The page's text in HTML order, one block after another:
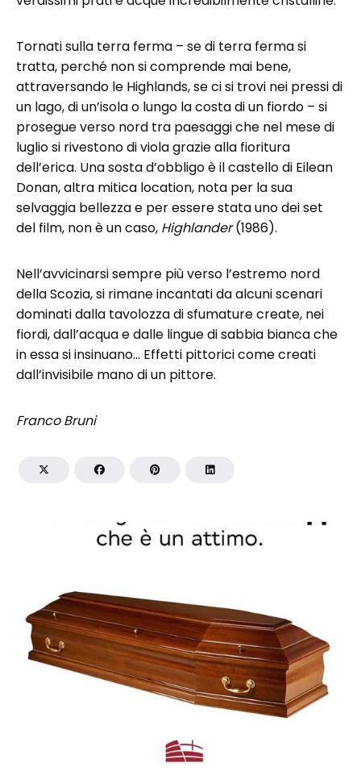
Tornati sulla terra ferma – se di terra ferma si
tratta, perché non si comprende mai bene,
attraversando le Highlands, se ci si trovi nei pressi di
un lago, di un’isola o lungo la costa di un fiordo – si
prosegue verso nord tra paesaggi che nel mese di
luglio si rivestono di viola grazie alla fioritura
dell’erica. Una sosta d’obbligo è il castello di Eilean
Donan, altra mitica location, nota per la sua
selvaggia bellezza e per essere stata uno dei set
del film, non è un caso, Highlander(1986).
Nell’avvicinarsi sempre più verso l’estremo nord
della Scozia, si rimane incantati da alcuni scenari
dominati dalla tavolozza di sfumature create, nei
fiordi, dall’acqua e dalle lingue di sabbia bianca che
in essa si insinuano… Effetti pittorici come creati
dall’invisibile mano di un pittore.
Franco Bruni